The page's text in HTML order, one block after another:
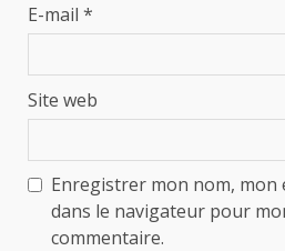
E-mail *
Site web
Enregistrer mon nom, mon
dans le navigateur pour
commentaire.